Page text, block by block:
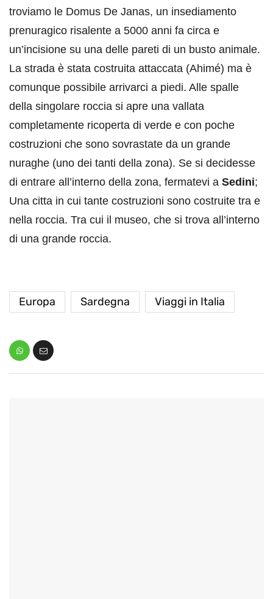
troviamo le Domus De Janas, un insediamento
prenuragico risalente a 5000 anni fa circa e
un’incisione su una delle pareti di un busto animale.
La strada è stata costruita attaccata (Ahimé) ma è
comunque possibile arrivarci a piedi. Alle spalle
della singolare roccia si apre una vallata
completamente ricoperta di verde e con poche
costruzioni che sono sovrastate da un grande
nuraghe (uno dei tanti della zona). Se si decidesse
di entrare all’interno della zona, fermatevi a Sedini;
Una citta in cui tante costruzioni sono costruite tra e
nella roccia. Tra cui il museo, che si trova all’interno
di una grande roccia.
Europa Sardegna Viaggi in Italia